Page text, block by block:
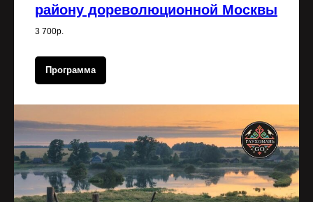
району дореволюционной Москвы
3 700р.
Программа